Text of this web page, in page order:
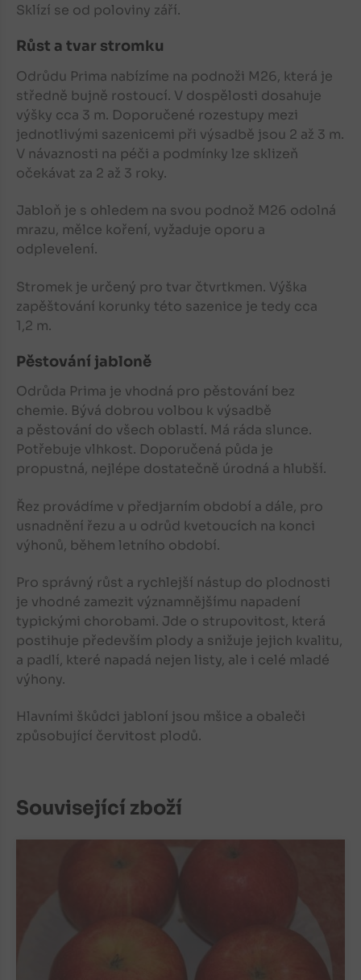
Sklízí se od poloviny září.
Růst a tvar stromku
Odrůdu Prima nabízíme na podnoži M26, která je
středně bujně rostoucí. V dospělosti dosahuje
výšky cca 3 m. Doporučené rozestupy mezi
jednotlivými sazenicemi při výsadbě jsou 2 až 3 m.
V návaznosti na péči a podmínky lze sklizeň
očekávat za 2 až 3 roky.
Jabloň je s ohledem na svou podnož M26 odolná
mrazu, mělce koření, vyžaduje oporu a
odplevelení.
Stromek je určený pro tvar čtvrtkmen. Výška
zapěštování korunky této sazenice je tedy cca
1,2 m.
Pěstování jabloně
Odrůda Prima je vhodná pro pěstování bez
chemie. Bývá dobrou volbou k výsadbě
a pěstování do všech oblastí. Má ráda slunce.
Potřebuje vlhkost. Doporučená půda je
propustná, nejlépe dostatečně úrodná a hlubší.
Řez provádíme v předjarním období a dále, pro
usnadnění řezu a u odrůd kvetoucích na konci
výhonů, během letního období.
Pro správný růst a rychlejší nástup do plodnosti
je vhodné zamezit významnějšímu napadení
typickými chorobami. Jde o strupovitost, která
postihuje především plody a snižuje jejich kvalitu,
a padlí, které napadá nejen listy, ale i celé mladé
výhony.
Hlavními škůdci jabloní jsou mšice a obaleči
způsobující červitost plodů.
Související zboží